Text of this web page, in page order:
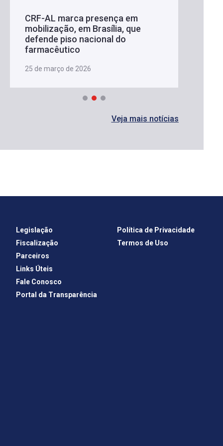
CRF-AL marca presença em
mobilização, em Brasília, que
defende piso nacional do
farmacêutico
25 de março de 2026
Veja mais notícias
Legislação
Fiscalização
Parceiros
Links Úteis
Fale Conosco
Portal da Transparência
Política de Privacidade
Termos de Uso